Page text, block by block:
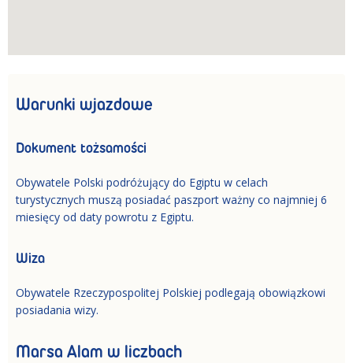
Warunki wjazdowe
Dokument tożsamości
Obywatele Polski podróżujący do Egiptu w celach
turystycznych muszą posiadać paszport ważny co najmniej 6
miesięcy od daty powrotu z Egiptu.
Wiza
Obywatele Rzeczypospolitej Polskiej podlegają obowiązkowi
posiadania wizy.
Marsa Alam w liczbach